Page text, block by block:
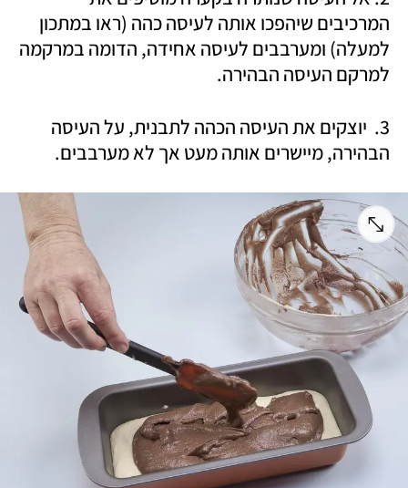
למרקם העיסה הבהירה.
הבהירה, מיישרים אותה מעט אך לא מערבבים.